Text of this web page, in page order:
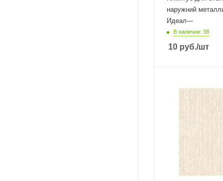
наружний
Идеал---
В наличии: 38
10 руб./шт